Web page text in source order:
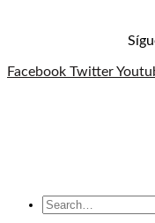
Facebook Twitter